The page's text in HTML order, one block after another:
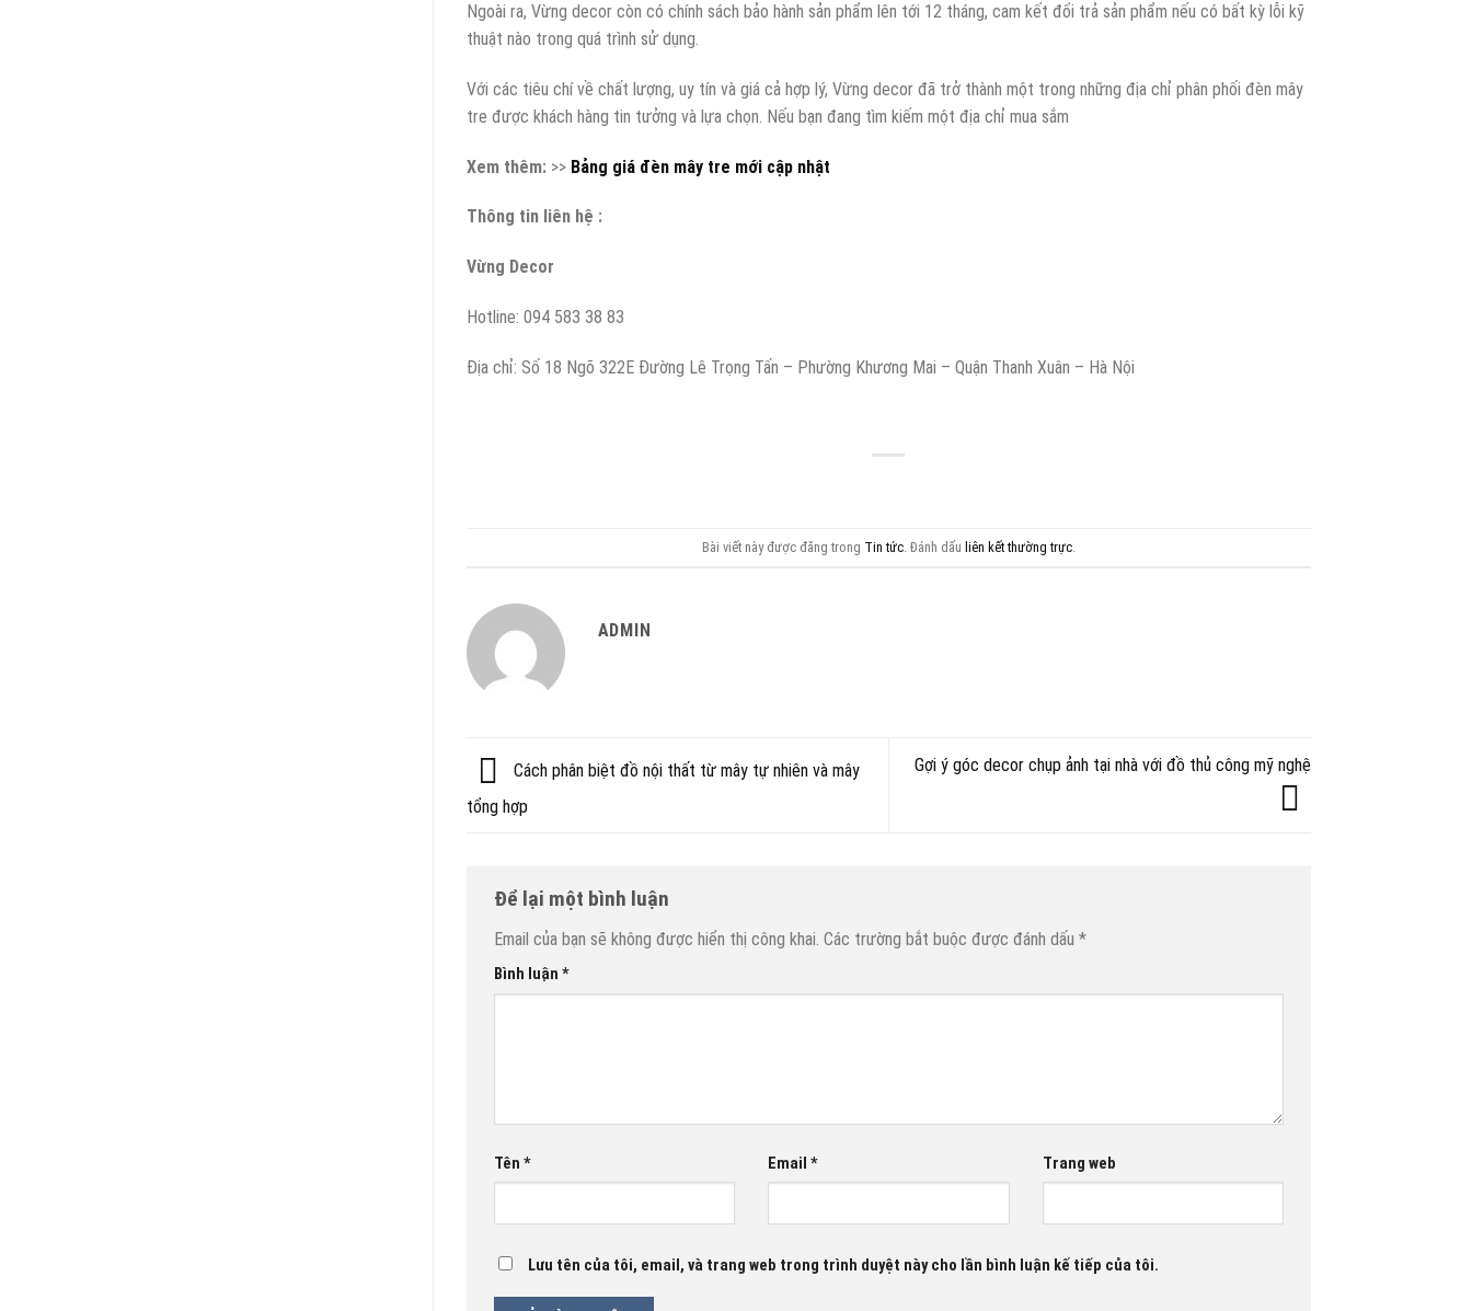
Ngoài ra, Vừng decor còn có chính sách bảo hành sản phẩm lên tới 12 tháng, cam kết đổi trả sản phẩm nếu có bất kỳ lỗi kỹ
thuật nào trong quá trình sử dụng.
Với các tiêu chí về chất lượng, uy tín và giá cả hợp lý, Vừng decor đã trở thành một trong những địa chỉ phân phối đèn mây
tre được khách hàng tin tưởng và lựa chọn. Nếu bạn đang tìm kiếm một địa chỉ mua sắm
Xem thêm:>> Bảng giá đèn mây tre mới cập nhật
Thông tin liên hệ :
Vừng Decor
Hotline: 094 583 38 83
Địa chỉ: Số 18 Ngõ 322E Đường Lê Trọng Tấn – Phường Khương Mai – Quận Thanh Xuân – Hà Nội
Bài viết này được đăng trong Tin tức. Đánh dấu liên kết thường trực.
ADMIN
Cách phân biệt đồ nội thất từ mây tự nhiên và mây
tổng hợp
Gợi ý góc decor chụp ảnh tại nhà với đồ thủ công mỹ nghệ
Để lại một bình luận
Email của bạn sẽ không được hiển thị công khai. Các trường bắt buộc được đánh dấu *
Bình luận *
Tên * Email * Trang web
Lưu tên của tôi, email, và trang web trong trình duyệt này cho lần bình luận kế tiếp của tôi.